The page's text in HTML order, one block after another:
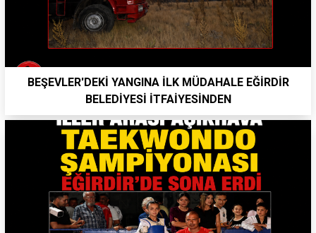
BEŞEVLER'DEKİ YANGINA İLK MÜDAHALE EĞİRDİR
BELEDİYESİ İTFAİYESİNDEN